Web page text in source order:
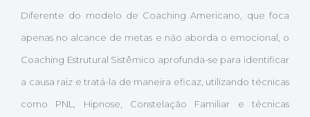
Diferente do modelo de Coaching Americano, que foca
apenas no alcance de metas e não aborda o emocional, o
Coaching Estrutural Sistêmico aprofunda-se para identificar
a causa raiz e tratá-la de maneira eficaz, utilizando técnicas
como PNL, Hipnose, Constelação Familiar e técnicas